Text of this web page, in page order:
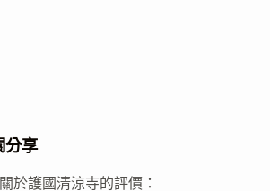
分享
於護國清涼寺的評價：